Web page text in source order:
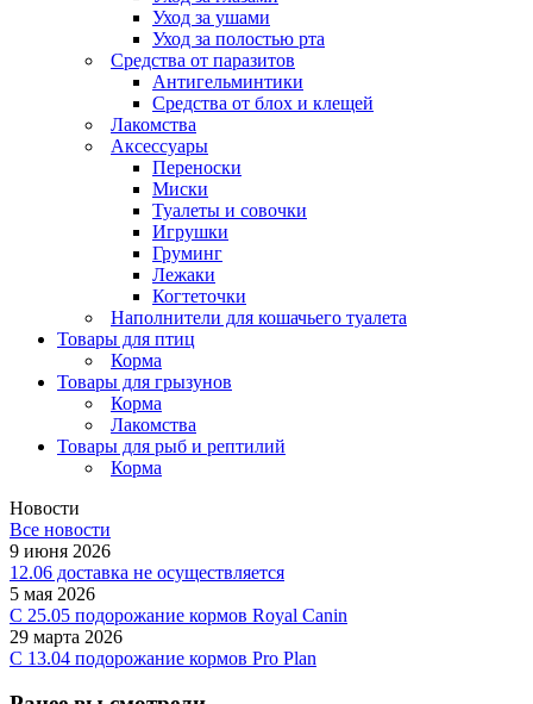
Уход за ушами
Уход за полостью рта
Средства от паразитов
Антигельминтики
Средства от блох и клещей
Лакомства
Аксессуары
Переноски
Миски
Туалеты и совочки
Игрушки
Груминг
Лежаки
Когтеточки
Наполнители для кошачьего туалета
Товары для птиц
Корма
Товары для грызунов
Корма
Лакомства
Товары для рыб и рептилий
Корма
Новости
Все новости
9 июня 2026
12.06 доставка не осуществляется
5 мая 2026
C 25.05 подорожание кормов Royal Canin
29 марта 2026
С 13.04 подорожание кормов Pro Plan